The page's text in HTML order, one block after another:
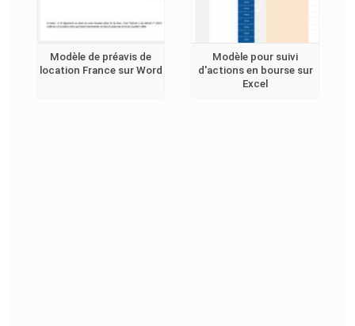
Modèle de préavis de
location France sur Word
Modèle pour suivi
d'actions en bourse sur
Excel